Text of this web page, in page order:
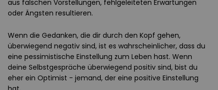
aus falschen Vorstellungen, fehlgeleiteten Erwartungen
oder Ängsten resultieren.
Wenn die Gedanken, die dir durch den Kopf gehen,
überwiegend negativ sind, ist es wahrscheinlicher, dass du
eine pessimistische Einstellung zum Leben hast. Wenn
deine Selbstgespräche überwiegend positiv sind, bist du
eher ein Optimist - jemand, der eine positive Einstellung